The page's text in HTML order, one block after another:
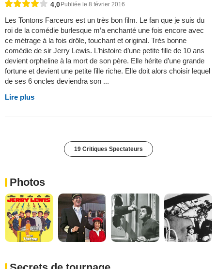
4,0 Publiée le 8 février 2016
Les Tontons Farceurs est un très bon film. Le fan que je suis du
roi de la comédie burlesque m’a enchanté une fois encore avec
ce métrage à la fois drôle, touchant et original. Très bonne
comédie de sir Jerry Lewis. L’histoire d’une petite fille de 10 ans
devient orpheline à la mort de son père. Elle hérite d’une grande
fortune et devient une petite fille riche. Elle doit alors choisir lequel
de ses 6 oncles deviendra son ...
Lire plus
19 Critiques Spectateurs
Photos